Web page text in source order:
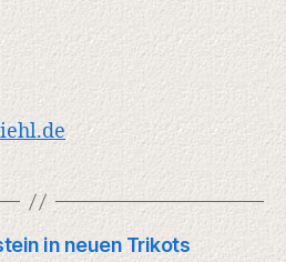
in neuen Trikots